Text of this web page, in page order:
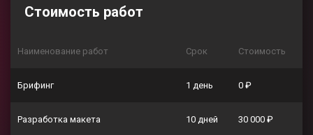
Стоимость работ
Наименование работ Срок Стоимость
Брифинг 1 день 0 ₽
Разработка макета 10 дней 30 000 ₽